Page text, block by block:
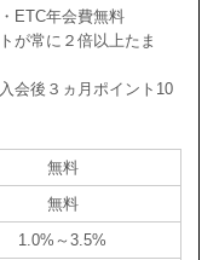
ETC年会費無料
が常に２倍以上たま
会後３ヵ月ポイント10
無料
無料
1.0%～3.5%